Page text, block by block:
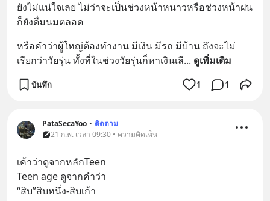
ยังไม่แน่ใจเลย ไม่ว่าจะเป็นช่วงหน้าหนาวหรือช่วงหน้าฝน
ก็ยังดื่มนมตลอด
หรือคำว่าผู้ใหญ่ต้องทำงาน มีเงิน มีรถ มีบ้าน ถึงจะไม่
เรียกว่าวัยรุ่น ทั้งที่ในช่วงวัยรุ่นก็หาเงินเลี... ดูเพิ่มเติม
บันทึก 1 1
PataSecaYoo • ติดตาม
21 ก.พ. เวลา 09:30 • ความคิดเห็น
เค้าว่าดูจากหลักTeen
Teen age ดูจากคำว่า
“สิบ”สิบหนึ่ง-สิบเก้า